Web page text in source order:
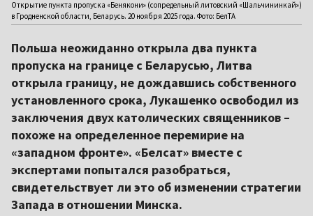
Открытие пункта пропуска «Бенякони» (сопредельный литовский «Шальчининкай»)
в Гродненской области, Беларусь. 20 ноября 2025 года. Фото: БелТА
Польша неожиданно открыла два пункта
пропуска на границе с Беларусью, Литва
открыла границу, не дождавшись собственного
установленного срока, Лукашенко освободил из
заключения двух католических священников –
похоже на определенное перемирие на
«западном фронте». «Белсат» вместе с
экспертами попытался разобраться,
свидетельствует ли это об изменении стратегии
Запада в отношении Минска.